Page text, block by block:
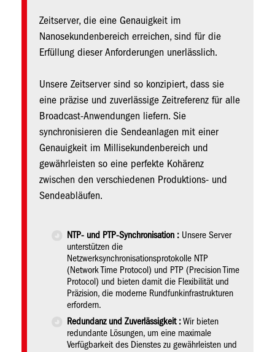
Zeitserver, die eine Genauigkeit im
Nanosekundenbereich erreichen, sind für die
Erfüllung dieser Anforderungen unerlässlich.
Unsere Zeitserver sind so konzipiert, dass sie
eine präzise und zuverlässige Zeitreferenz für alle
Broadcast-Anwendungen liefern. Sie
synchronisieren die Sendeanlagen mit einer
Genauigkeit im Millisekundenbereich und
gewährleisten so eine perfekte Kohärenz
zwischen den verschiedenen Produktions- und
Sendeabläufen.
NTP- und PTP-Synchronisation : Unsere Server
unterstützen die
Netzwerksynchronisationsprotokolle NTP
(Network Time Protocol) und PTP (Precision Time
Protocol) und bieten damit die Flexibilität und
Präzision, die moderne Rundfunkinfrastrukturen
erfordern.
Redundanz und Zuverlässigkeit : Wir bieten
redundante Lösungen, um eine maximale
Verfügbarkeit des Dienstes zu gewährleisten und